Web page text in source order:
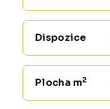
Dispozice
Plocha m2